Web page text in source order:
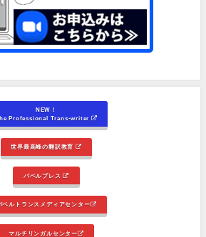
NEW！
Professional Trans-writer
世界最高峰の翻訳教育
バベルプレス
ベルトランスメディアセンター
マルチリンガルセンター